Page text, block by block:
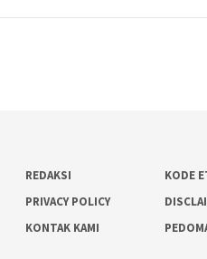
REDAKSI
KODE
PRIVACY POLICY
KONTAK KAMI